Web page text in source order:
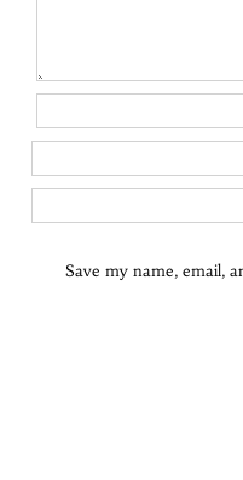
Save my name, email,